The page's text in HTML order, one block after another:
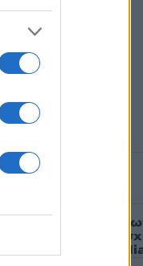
υπογραφή
– Κύπρου:
είσοδος της